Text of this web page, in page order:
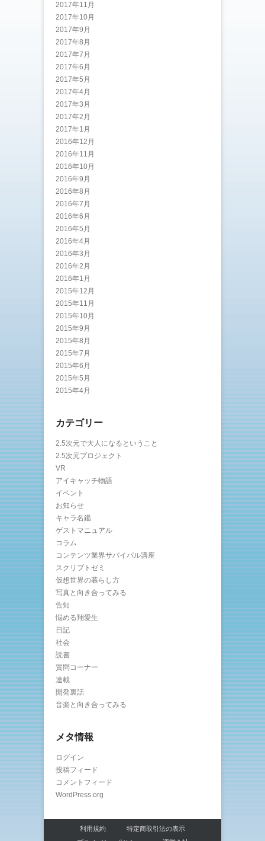
2017年11月
2017年10月
2017年9月
2017年8月
2017年7月
2017年6月
2017年5月
2017年4月
2017年3月
2017年2月
2017年1月
2016年12月
2016年11月
2016年10月
2016年9月
2016年8月
2016年7月
2016年6月
2016年5月
2016年4月
2016年3月
2016年2月
2016年1月
2015年12月
2015年11月
2015年10月
2015年9月
2015年8月
2015年7月
2015年6月
2015年5月
2015年4月
カテゴリー
2.5次元で大人になるということ
2.5次元プロジェクト
VR
アイキャッチ物語
イベント
お知らせ
キャラ名鑑
ゲストマニュアル
コラム
コンテンツ業界サバイバル講座
スクリプトゼミ
仮想世界の暮らし方
写真と向き合ってみる
告知
悩める翔愛生
日記
社会
読書
質問コーナー
連載
開発裏話
音楽と向き合ってみる
メタ情報
ログイン
投稿フィード
コメントフィード
WordPress.org
利用規約
特定商取引法の表示